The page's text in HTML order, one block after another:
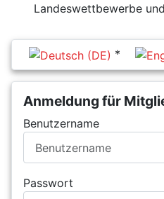
Sprache auswählen
Anmeldung für
Benutzername
Passwort
Landeswettbewerbe